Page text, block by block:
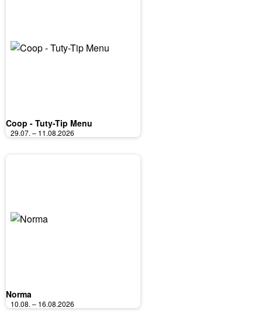
Coop - Tuty-Tip Menu
29.07. – 11.08.2026
Norma
10.08. – 16.08.2026